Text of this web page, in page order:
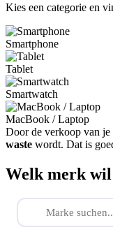
Kies een categorie en
Smartphone
Tablet
Smartwatch
MacBook / Laptop
Door de verkoop van je
waste wordt. Dat is
Welk merk